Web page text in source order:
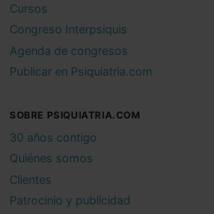
Cursos
Congreso Interpsiquis
Agenda de congresos
Publicar en Psiquiatria.com
SOBRE PSIQUIATRIA.COM
30 años contigo
Quiénes somos
Clientes
Patrocinio y publicidad